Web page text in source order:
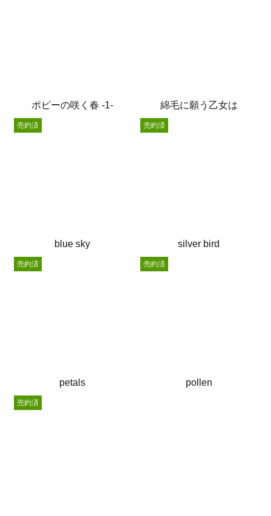
ポピーの咲く春 -1- 綿毛に願う乙女は
blue sky
売約済
silver bird
売約済
petals
売約済
pollen
売約済
売約済